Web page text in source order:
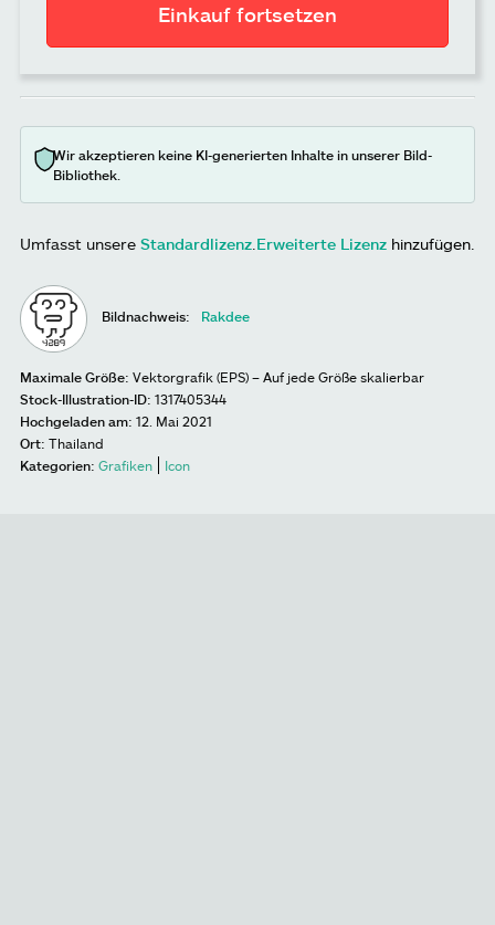
Einkauf fortsetzen
Wir akzeptieren keine KI-generierten Inhalte in unserer Bild-
Bibliothek.
Umfasst unsere Standardlizenz Erweiterte Lizenz hinzufügen.
Bildnachweis: Rakdee
Maximale Größe: Vektorgrafik (EPS) – Auf jede Größe skalierbar
Stock-Illustration-ID: 1317405344
Hochgeladen am: 12. Mai 2021
Ort: Thailand
Kategorien: Grafiken Icon